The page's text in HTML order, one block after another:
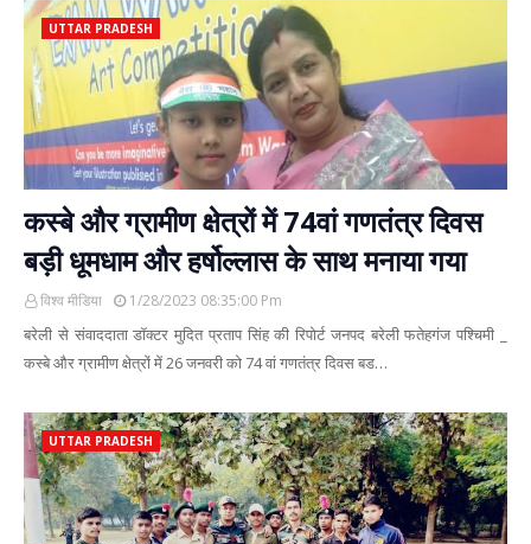
UTTAR PRADESH
कस्बे और ग्रामीण क्षेत्रों में 74वां गणतंत्र दिवस
बड़ी धूमधाम और हर्षोल्लास के साथ मनाया गया
विश्व मीडिया 1/28/2023 08:35:00 Pm
बरेली से संवाददाता डॉक्टर मुदित प्रताप सिंह की रिपोर्ट जनपद बरेली फतेहगंज पश्चिमी _
कस्बे और ग्रामीण क्षेत्रों में 26 जनवरी को 74 वां गणतंत्र दिवस बड…
UTTAR PRADESH